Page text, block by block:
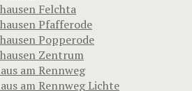
Felchta
Pfafferode
Popperode
Zentrum
am Rennweg
am Rennweg Lichte